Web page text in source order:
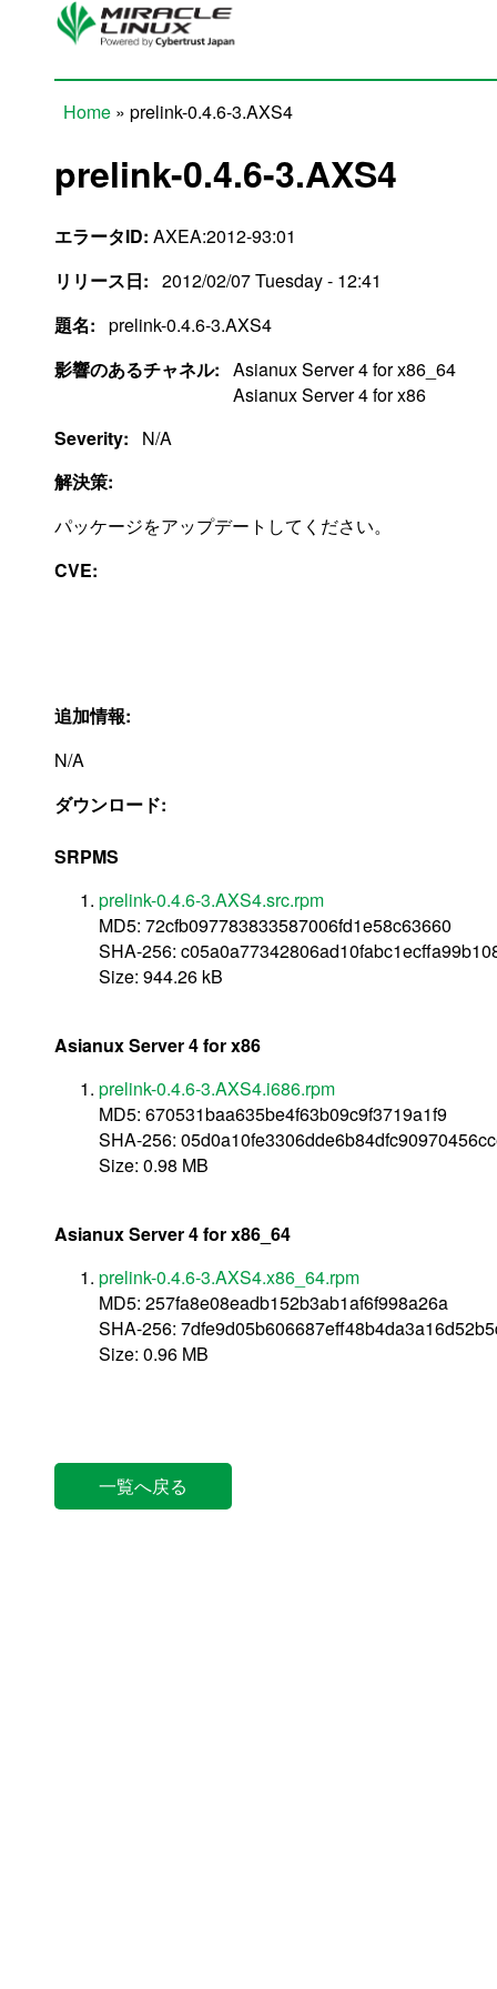
Skip to main content
Home » prelink-0.4.6-3.AXS4
prelink-0.4.6-3.AXS4
エラータID: AXEA:2012-93:01
リリース日: 2012/02/07 Tuesday - 12:41
題名: prelink-0.4.6-3.AXS4
影響のあるチャネル: Asianux Server 4 for x86_64
Asianux Server 4 for x86
Severity:
N/A
解決策:
パッケージをアップデートしてください。
CVE:
追加情報:
N/A
ダウンロード:
SRPMS
prelink-0.4.6-3.AXS4.src.rpm
MD5: 72cfb097783833587006fd1e58c63660
SHA-256:
Size: 944.26 kB
Asianux Server 4 for x86
prelink-0.4.6-3.AXS4.i686.rpm
MD5: 670531baa635be4f63b09c9f3719a1f9
SHA-256:
Size: 0.98 MB
Asianux Server 4 for x86_64
prelink-0.4.6-3.AXS4.x86_64.rpm
MD5: 257fa8e08eadb152b3ab1af6f998a26a
SHA-256:
Size: 0.96 MB
一覧へ戻る